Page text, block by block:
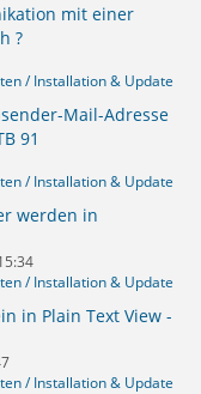
mit einer
?
/ Installation & Update
Mail-Adresse
91
/ Installation & Update
werden in
/ Installation & Update
in Plain Text View -
/ Installation & Update